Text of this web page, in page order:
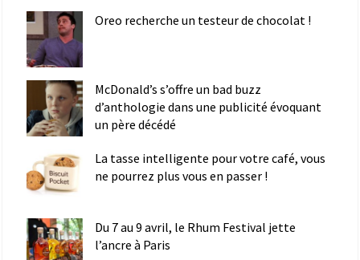
Oreo recherche un testeur de chocolat !
McDonald’s s’offre un bad buzz
d’anthologie dans une publicité évoquant
un père décédé
La tasse intelligente pour votre café, vous
ne pourrez plus vous en passer !
Du 7 au 9 avril, le Rhum Festival jette
l’ancre à Paris